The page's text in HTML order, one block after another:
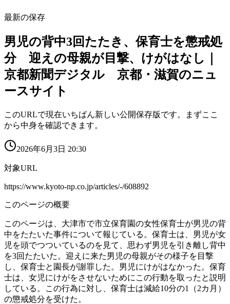
最新の保存
男児の背中3回たたき、保育士を懲戒処
分 迎えの母親が目撃、けがはなし｜
京都新聞デジタル 京都・滋賀のニュ
ースサイト
このURLで現在いちばん新しい公開保存版です。まずここ
から中身を確認できます。
2026年6月3日 20:30
対象URL
https://www.kyoto-np.co.jp/articles/-/608892
このページの概要
このページは、大津市で市立保育園の女性保育士が男児の背
中をたたいた事件について報じている。保育士は、男児が女
児を頭でつついているのを見て、思わず男児を引き離し背中
を3回たたいた。迎えに来た男児の母親がその様子を目撃
し、保育士と園長が謝罪した。男児にけがはなかった。保育
士は、女児にけがをさせないためにこの行動を取ったと説明
している。この行為に対し、保育士は減給10分の1（2カ月）
の懲戒処分を受けた。